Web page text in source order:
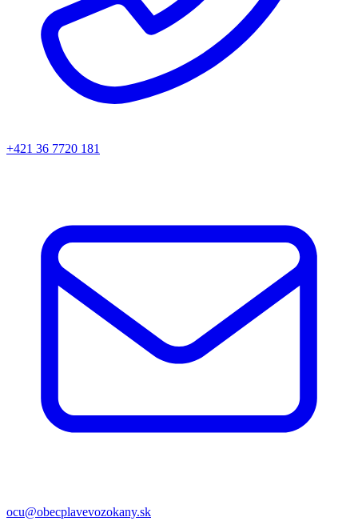
+421 36 7720 181
ocu@obecplavevozokany.sk